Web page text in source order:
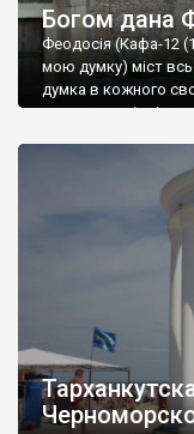
Богом дана
Феодосія (Кафа-12
мою думку) міст
думка в кожного
запрошую